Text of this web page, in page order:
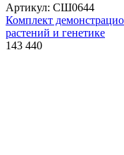
Артикул: СШ0644
Комплект
растений и генетике
143 440